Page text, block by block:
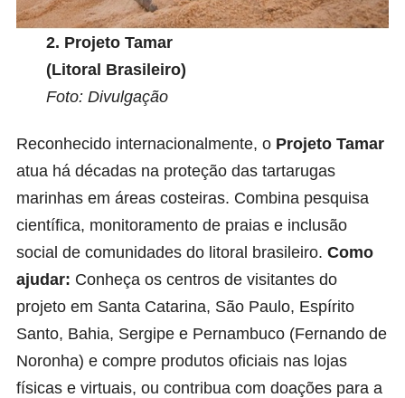
2. Projeto Tamar
(Litoral Brasileiro)
Foto: Divulgação
Reconhecido internacionalmente, o Projeto Tamar
atua há décadas na proteção das tartarugas
marinhas em áreas costeiras. Combina pesquisa
científica, monitoramento de praias e inclusão
social de comunidades do litoral brasileiro. Como
ajudar: Conheça os centros de visitantes do
projeto em Santa Catarina, São Paulo, Espírito
Santo, Bahia, Sergipe e Pernambuco (Fernando de
Noronha) e compre produtos oficiais nas lojas
físicas e virtuais, ou contribua com doações para a